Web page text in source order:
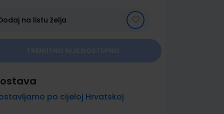
na listu želja
po cijeloj Hrvatskoj